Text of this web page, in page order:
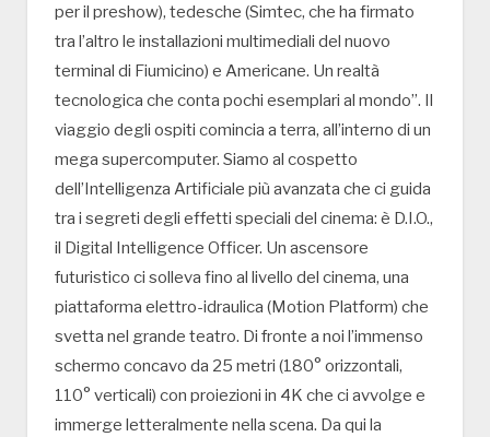
per il preshow), tedesche (Simtec, che ha firmato
tra l’altro le installazioni multimediali del nuovo
terminal di Fiumicino) e Americane. Un realtà
tecnologica che conta pochi esemplari al mondo”. Il
viaggio degli ospiti comincia a terra, all’interno di un
mega supercomputer. Siamo al cospetto
dell’Intelligenza Artificiale più avanzata che ci guida
tra i segreti degli effetti speciali del cinema: è D.I.O.,
il Digital Intelligence Officer. Un ascensore
futuristico ci solleva fino al livello del cinema, una
piattaforma elettro-idraulica (Motion Platform) che
svetta nel grande teatro. Di fronte a noi l’immenso
schermo concavo da 25 metri (180° orizzontali,
110° verticali) con proiezioni in 4K che ci avvolge e
immerge letteralmente nella scena. Da qui la